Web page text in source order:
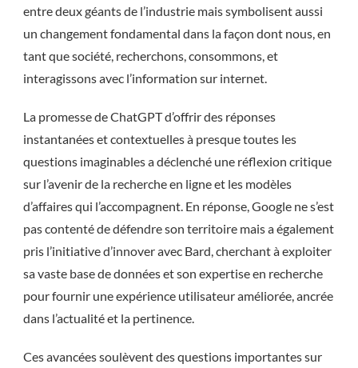
entre deux géants de l’industrie mais symbolisent aussi
un changement fondamental dans la façon dont nous, en
tant que société, recherchons, consommons, et
interagissons avec l’information sur internet.
La promesse de ChatGPT d’offrir des réponses
instantanées et contextuelles à presque toutes les
questions imaginables a déclenché une réflexion critique
sur l’avenir de la recherche en ligne et les modèles
d’affaires qui l’accompagnent. En réponse, Google ne s’est
pas contenté de défendre son territoire mais a également
pris l’initiative d’innover avec Bard, cherchant à exploiter
sa vaste base de données et son expertise en recherche
pour fournir une expérience utilisateur améliorée, ancrée
dans l’actualité et la pertinence.
Ces avancées soulèvent des questions importantes sur